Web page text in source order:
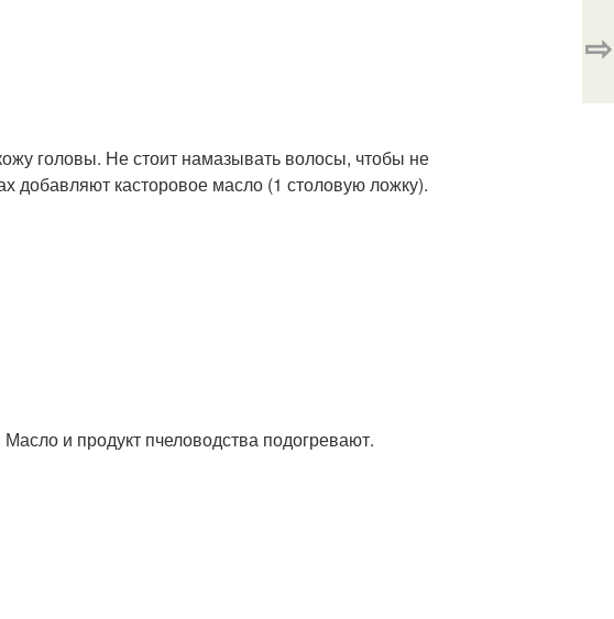
головы. Не стоит намазывать волосы, чтобы не
добавляют касторовое масло (1 столовую ложку).
и продукт пчеловодства подогревают.
⇨